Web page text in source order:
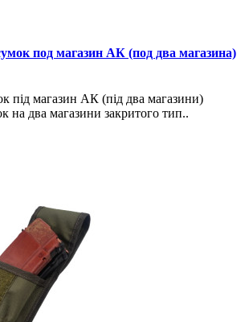
под магазин АК (под два магазина)
під магазин АК (під два магазини)
на два магазини закритого тип..